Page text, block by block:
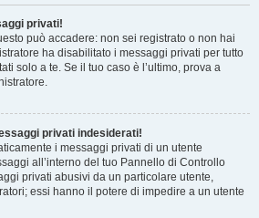
privati!
può accadere: non sei registrato o non hai
ha disabilitato i messaggi privati per tutto
solo a te. Se il tuo caso è l’ultimo, prova a
privati indesiderati!
i messaggi privati ​​di un utente
all’interno del tuo Pannello di Controllo
privati ​​abusivi da un particolare utente,
essi hanno il potere di impedire a un utente